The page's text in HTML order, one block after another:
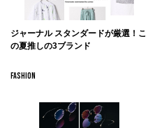
ジャーナル スタンダードが厳選！こ
の夏推しの3ブランド
FASHION